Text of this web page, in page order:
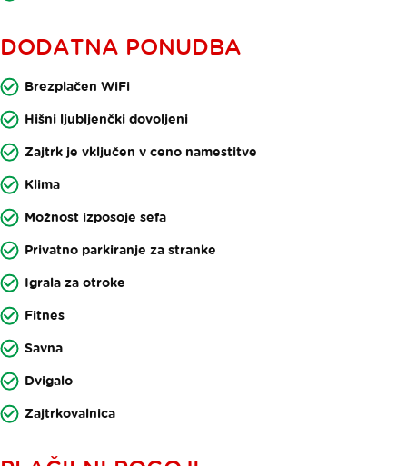
DODATNA PONUDBA
Brezplačen WiFi
Hišni ljubljenčki dovoljeni
Zajtrk je vključen v ceno namestitve
Klima
Možnost izposoje sefa
Privatno parkiranje za stranke
Igrala za otroke
Fitnes
Savna
Dvigalo
Zajtrkovalnica